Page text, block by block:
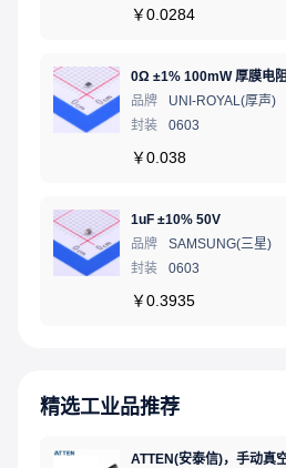
￥0.0284
0Ω ±1% 100mW 厚膜电
品牌
UNI-ROYAL(厚声)
封装
0603
￥0.038
1uF ±10% 50V
品牌
SAMSUNG(三星)
封装
0603
￥0.3935
精选工业品推荐
ATTEN(安泰信)，手动真